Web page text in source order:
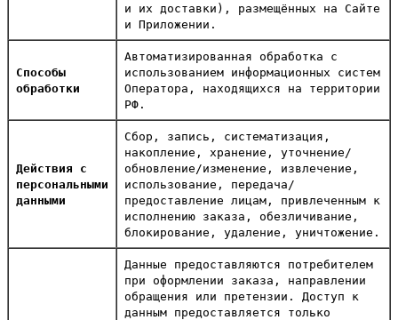
и их доставки), размещённых на Сайте
и Приложении.
Способы
обработки
Автоматизированная обработка с
использованием информационных систем
Оператора, находящихся на территории
РФ.
Действия с
персональными
данными
Сбор, запись, систематизация,
накопление, хранение, уточнение/
обновление/изменение, извлечение,
использование, передача/
предоставление лицам, привлеченным к
исполнению заказа, обезличивание,
блокирование, удаление, уничтожение.
Данные предоставляются потребителем
при оформлении заказа, направлении
обращения или претензии. Доступ к
данным предоставляется только